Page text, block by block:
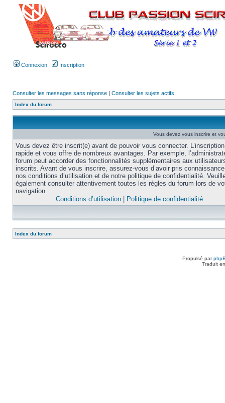
Connexion Inscription
Consulter les messages sans réponse | Consulter les sujets actifs
Index du forum
Vous devez vous inscrire et
Vous devez être inscrit(e) avant de pouvoir vous connecter.
rapide et vous offre de nombreux avantages. Par exemple,
forum peut accorder des fonctionnalités supplémentaires aux
inscrits. Avant de vous inscrire, assurez-vous d’avoir pris
nos conditions d’utilisation et de notre politique de confidentialité.
également consulter attentivement toutes les règles du forum lors de
navigation.
Conditions d’utilisation
Politique de confidentialité
Index du forum
Propulsé par
Traduit